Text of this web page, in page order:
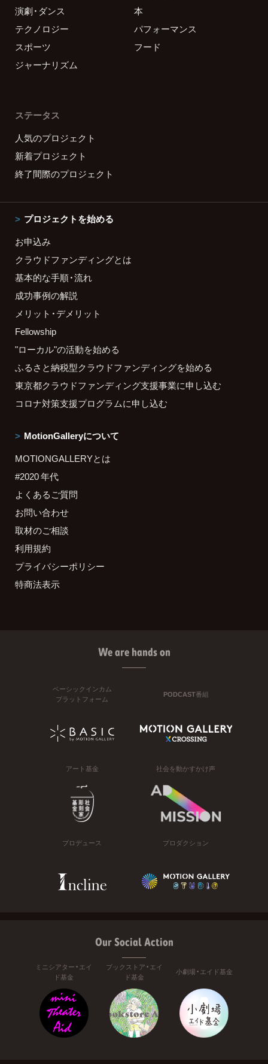
演劇・ダンス
本
テクノロジー
パフォーマンス
スポーツ
フード
ジャーナリズム
ステータス
人気のプロジェクト
新着プロジェクト
終了間際のプロジェクト
プロジェクトを始める
お申込み
クラウドファンディングとは
基本的な手順・流れ
成功事例の解説
メリット・デメリット
Fellowship
"ローカル"の活動を始める
ふるさと納税型クラウドファンディングを始める
東京都クラウドファンディング支援事業に申し込む
コロナ対策支援プログラムに申し込む
MotionGalleryについて
MOTIONGALLERYとは
#2020 年代
よくあるご質問
お問い合わせ
取材のご相談
利用規約
プライバシーポリシー
特商法表示
We are hands on
ベーシックインカム
プラットフォーム
PODCAST番組
アート基金 社会を動かすかけ声
プロデュース プロダクション
Our Social Action
ミニシアター・エイ
ド基金
ブックストア・エイ
ド基金
小劇場・エイド基金